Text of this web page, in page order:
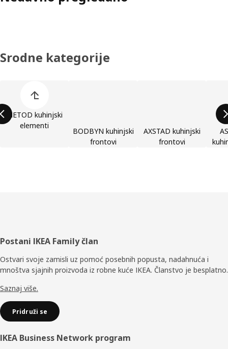
Srodne kategorije
METOD kuhinjski
elementi
BODBYN kuhinjski
frontovi
AXSTAD kuhinjski
frontovi
Podnožje
Postani IKEA Family član
Ostvari svoje zamisli uz pomoć posebnih popusta, nadahnuća i
mnoštva sjajnih proizvoda iz robne kuće IKEA. Članstvo je besplatno.
Saznaj više.
Pridruži se
IKEA Business Network program